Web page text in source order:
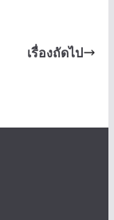
เรื่องถัดไป